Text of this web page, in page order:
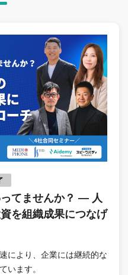
ってませんか？ ― 人
を組織成果につなげ
により、企業には継続的な
います。